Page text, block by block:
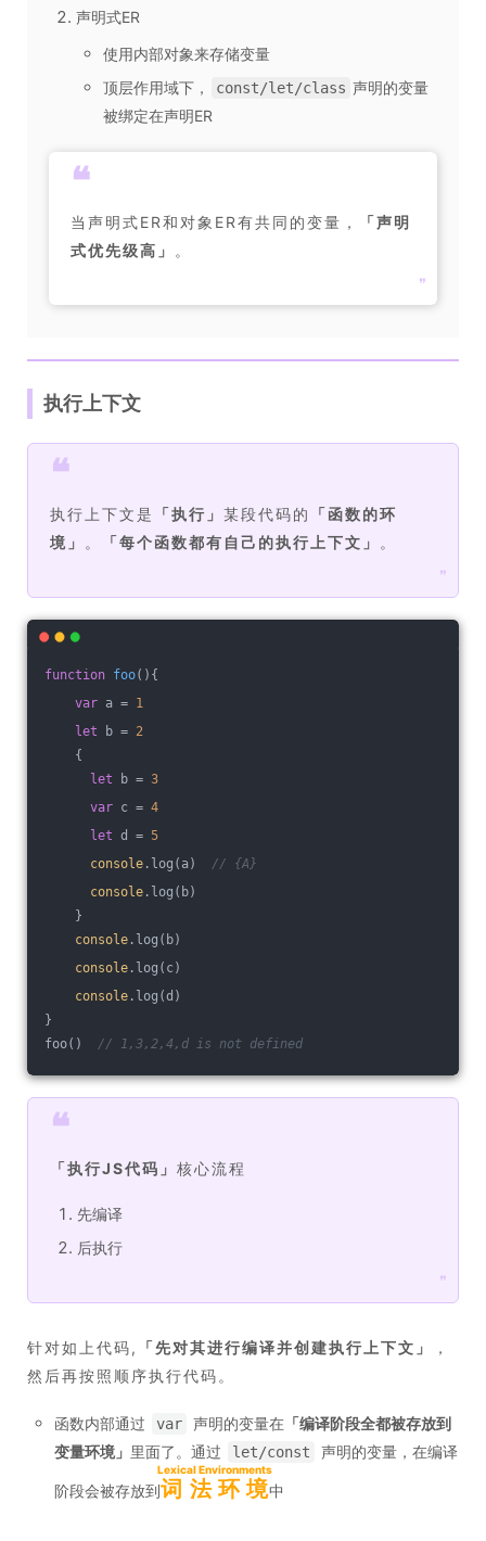
声明式ER
使用内部对象来存储变量
顶层作用域下，
const/let/class 声明的变量
被绑定在声明ER
❝
当声明式ER和对象ER有共同的变量， 「声明
式优先级高 」 。
❞
执行上下文
❝
执行上下文是 「执行 」 某段代码的 「函数的环
境 」 。 「每个函数都有自己的执行上下文 」 。
❞
function foo( ) {
var a = 1
let b = 2
{
let b = 3
var c = 4
let d = 5
console .log(a) // {A}
console .log(b)
}
console .log(b)
console .log(c)
console .log(d)
}
foo() // 1,3,2,4,d is not defined
❝
「执行JS代码 」 核心流程
先编译
后执行
❞
针对如上代码, 「先对其进行编译并创建执行上下文 」
，
然后再按照顺序执行代码。
函数内部通过 var 声明的变量在 「编译阶段全都被存放到
变量环境 」 里面了。通过 let/const 声明的变量，在编译
阶段会被存放到词法环境
Lexical Environments
中